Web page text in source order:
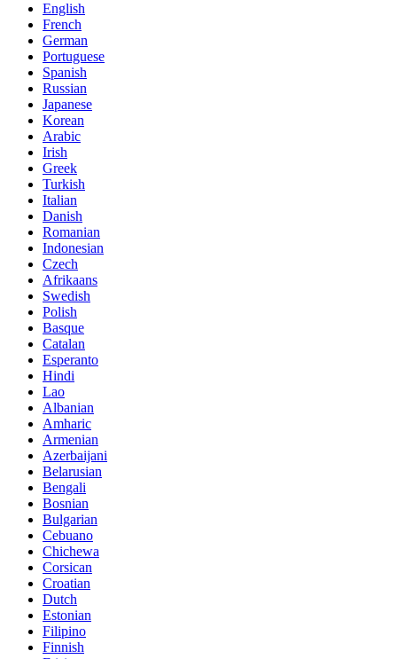
English
French
German
Portuguese
Spanish
Russian
Japanese
Korean
Arabic
Irish
Greek
Turkish
Italian
Danish
Romanian
Indonesian
Czech
Afrikaans
Swedish
Polish
Basque
Catalan
Esperanto
Hindi
Lao
Albanian
Amharic
Armenian
Azerbaijani
Belarusian
Bengali
Bosnian
Bulgarian
Cebuano
Chichewa
Corsican
Croatian
Dutch
Estonian
Filipino
Finnish